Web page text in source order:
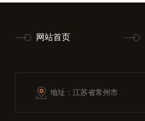
网站首页
地址：江苏省常州市